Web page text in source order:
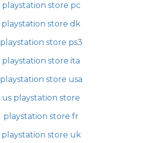
playstation store pc
playstation store dk
playstation store ps3
playstation store ita
playstation store usa
us playstation store
playstation store fr
playstation store uk